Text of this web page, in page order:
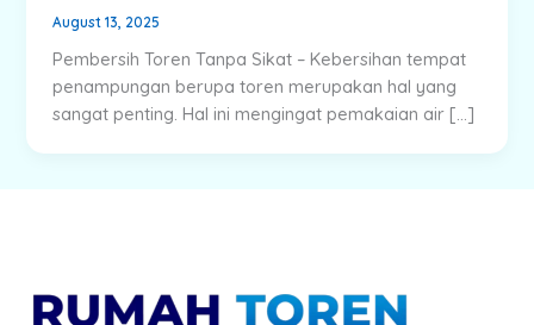
August 13, 2025
Pembersih Toren Tanpa Sikat – Kebersihan tempat
penampungan berupa toren merupakan hal yang
sangat penting. Hal ini mengingat pemakaian air […]